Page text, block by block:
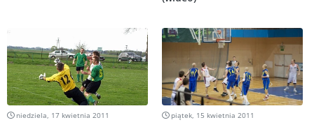
niedziela, 17 kwietnia 2011 piątek, 15 kwietnia 2011